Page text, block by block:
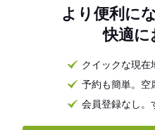
より便利に
快適に
クイックな現在
予約も簡単。空
会員登録なし。